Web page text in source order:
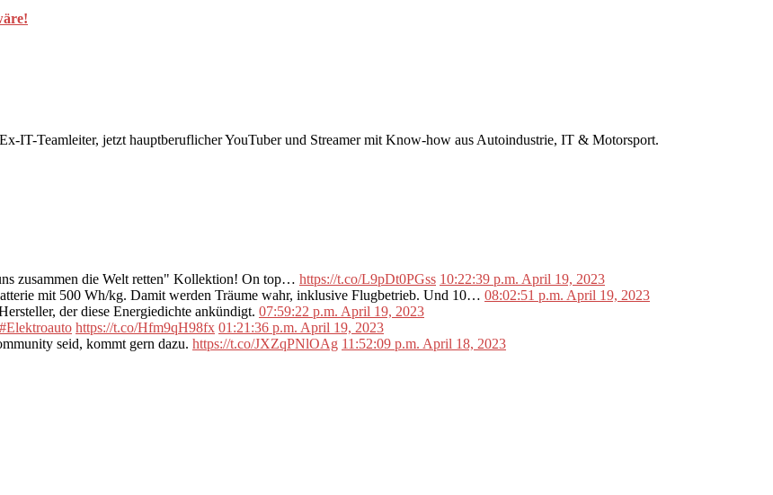
IT-Teamleiter, jetzt hauptberuflicher YouTuber und Streamer mit Know-how aus Autoindustrie, IT & Motorsport.
zusammen die Welt retten" Kollektion! On top… https://t.co/L9pDt0PGss 10:22:39 p.m. April 19, 2023
mit 500 Wh/kg. Damit werden Träume wahr, inklusive Flugbetrieb. Und 10… 08:02:51 p.m. April 19, 2023
der diese Energiedichte ankündigt. 07:59:22 p.m. April 19, 2023
#Elektroauto https://t.co/Hfm9qH98fx 01:21:36 p.m. April 19, 2023
seid, kommt gern dazu. https://t.co/JXZqPNlOAg 11:52:09 p.m. April 18, 2023